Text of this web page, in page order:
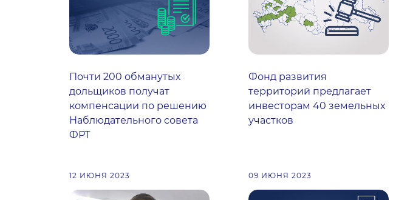
Почти 200 обманутых
дольщиков получат
компенсации по решению
Наблюдательного совета
ФРТ
Фонд развития
территорий предлагает
инвесторам 40 земельных
участков
12 ИЮНЯ 2023 09 ИЮНЯ 2023